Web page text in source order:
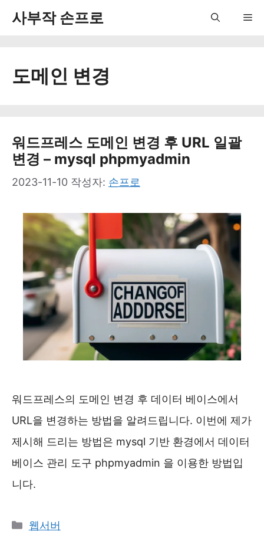
사부작 손프로
도메인 변경
워드프레스 도메인 변경 후 URL 일괄
변경 – mysql phpmyadmin
2023-11-10 작성자: 손프로
워드프레스의 도메인 변경 후 데이터 베이스에서
URL을 변경하는 방법을 알려드립니다. 이번에 제가
제시해 드리는 방법은 mysql 기반 환경에서 데이터
베이스 관리 도구 phpmyadmin 을 이용한 방법입
니다.
카
웹서버